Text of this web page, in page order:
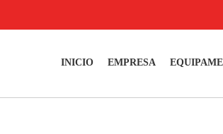
INICIO EMPRESA